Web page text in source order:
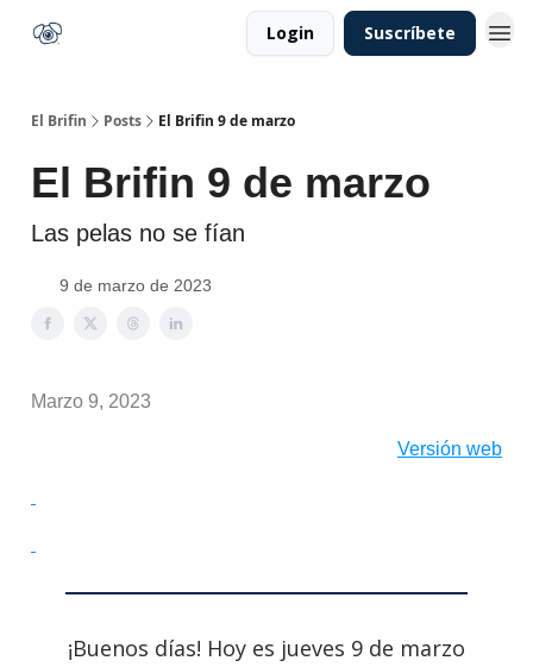
Login Suscríbete
El Brifin Posts El Brifin 9 de marzo
El Brifin 9 de marzo
Las pelas no se fían
9 de marzo de 2023
Marzo 9, 2023
Versión web
¡Buenos días! Hoy es jueves 9 de marzo